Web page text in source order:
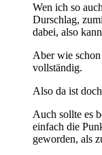
Wen ich so
Durschlag,
dabei, also
Aber wie
vollständig.
Also da ist
Auch sollte es
einfach die
geworden, als